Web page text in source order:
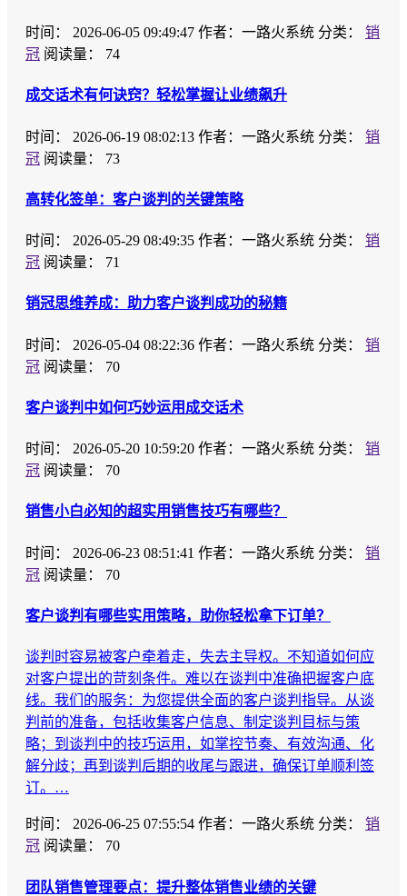
时间： 2026-06-05 09:49:47 作者：一路火系统 分类： 销
冠 阅读量： 74
成交话术有何诀窍？轻松掌握让业绩飙升
时间： 2026-06-19 08:02:13 作者：一路火系统 分类： 销
冠 阅读量： 73
高转化签单：客户谈判的关键策略
时间： 2026-05-29 08:49:35 作者：一路火系统 分类： 销
冠 阅读量： 71
销冠思维养成：助力客户谈判成功的秘籍
时间： 2026-05-04 08:22:36 作者：一路火系统 分类： 销
冠 阅读量： 70
客户谈判中如何巧妙运用成交话术
时间： 2026-05-20 10:59:20 作者：一路火系统 分类： 销
冠 阅读量： 70
销售小白必知的超实用销售技巧有哪些？
时间： 2026-06-23 08:51:41 作者：一路火系统 分类： 销
冠 阅读量： 70
客户谈判有哪些实用策略，助你轻松拿下订单？
谈判时容易被客户牵着走，失去主导权。不知道如何应
对客户提出的苛刻条件。难以在谈判中准确把握客户底
线。我们的服务：为您提供全面的客户谈判指导。从谈
判前的准备，包括收集客户信息、制定谈判目标与策
略；到谈判中的技巧运用，如掌控节奏、有效沟通、化
解分歧；再到谈判后期的收尾与跟进，确保订单顺利签
订。…
时间： 2026-06-25 07:55:54 作者：一路火系统 分类： 销
冠 阅读量： 70
团队销售管理要点：提升整体销售业绩的关键